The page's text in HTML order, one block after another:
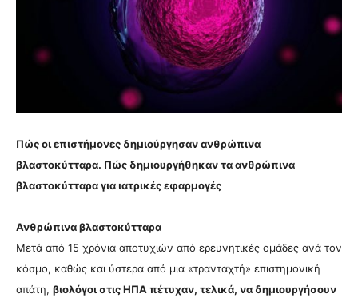
Πώς οι επιστήμονες δημιούργησαν ανθρώπινα
βλαστοκύτταρα. Πώς δημιουργήθηκαν τα ανθρώπινα
βλαστοκύτταρα για ιατρικές εφαρμογές
Ανθρώπινα βλαστοκύτταρα
Μετά από 15 χρόνια αποτυχιών από ερευνητικές ομάδες ανά τον
κόσμο, καθώς και ύστερα από μια «τρανταχτή» επιστημονική
απάτη, βιολόγοι στις ΗΠΑ πέτυχαν, τελικά, να δημιουργήσουν